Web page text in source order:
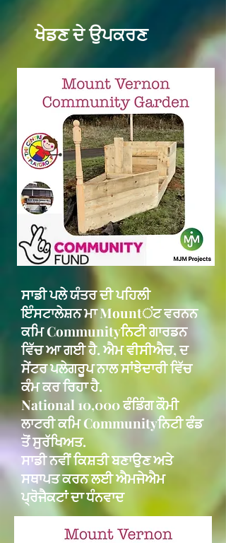
ਖੇਡਣ ਦੇ ਉਪਕਰਣ
ਸਾਡੀ ਪਲੇ ਯੰਤਰ ਦੀ ਪਹਿਲੀ
ਇੰਸਟਾਲੇਸ਼ਨ ਮਾ Mountਂਟ ਵਰਨਨ
ਕਮਿ Communityਨਿਟੀ ਗਾਰਡਨ
ਵਿੱਚ ਆ ਗਈ ਹੈ. ਐਮ ਵੀਸੀਐਚ, ਦ
ਸੇਂਟਰ ਪਲੇਗਰੂਪ ਨਾਲ ਸਾਂਝੇਦਾਰੀ ਵਿੱਚ
ਕੰਮ ਕਰ ਰਿਹਾ ਹੈ.
National 10,000 ਫੰਡਿੰਗ ਕੌਮੀ
ਲਾਟਰੀ ਕਮਿ Communityਨਿਟੀ ਫੰਡ
ਤੋਂ ਸੁਰੱਖਿਅਤ.
ਸਾਡੀ ਨਵੀਂ ਕਿਸ਼ਤੀ ਬਣਾਉਣ ਅਤੇ
ਸਥਾਪਤ ਕਰਨ ਲਈ ਐਮਜੇਐਮ
ਪ੍ਰੋਜੈਕਟਾਂ ਦਾ ਧੰਨਵਾਦ